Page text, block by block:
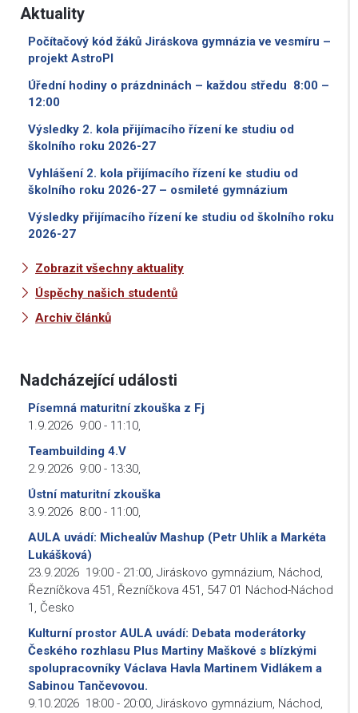
Aktuality
Počítačový kód žáků Jiráskova gymnázia ve vesmíru –
projekt AstroPI
Úřední hodiny o prázdninách – každou středu 8:00 –
12:00
Výsledky 2. kola přijímacího řízení ke studiu od
školního roku 2026-27
Vyhlášení 2. kola přijímacího řízení ke studiu od
školního roku 2026-27 – osmileté gymnázium
Výsledky přijímacího řízení ke studiu od školního roku
2026-27
Zobrazit všechny aktuality
Úspěchy našich studentů
Archiv článků
Nadcházející události
Písemná maturitní zkouška z Fj
1.9.2026 9:00 - 11:10,
Teambuilding 4.V
2.9.2026 9:00 - 13:30,
Ústní maturitní zkouška
3.9.2026 8:00 - 11:00,
AULA uvádí: Michealův Mashup (Petr Uhlík a Markéta
Lukášková)
23.9.2026 19:00 - 21:00, Jiráskovo gymnázium, Náchod,
Řezníčkova 451, Řezníčkova 451, 547 01 Náchod-Náchod
1, Česko
Kulturní prostor AULA uvádí: Debata moderátorky
Českého rozhlasu Plus Martiny Maškové s blízkými
spolupracovníky Václava Havla Martinem Vidlákem a
Sabinou Tančevovou.
9.10.2026 18:00 - 20:00, Jiráskovo gymnázium, Náchod,